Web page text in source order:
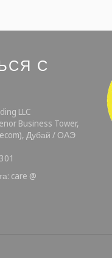
С
LLC
Business Tower,
Дубай / ОАЭ
care @